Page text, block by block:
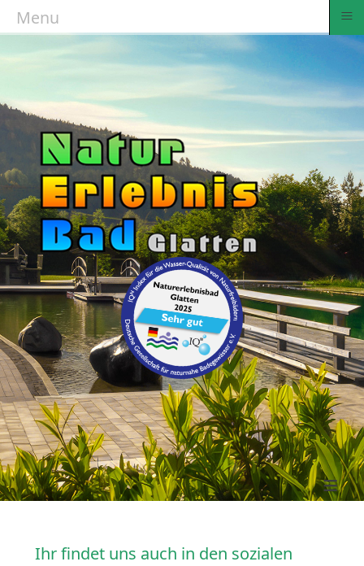
≡
Ihr findet uns auch in den sozialen
Menu ≡